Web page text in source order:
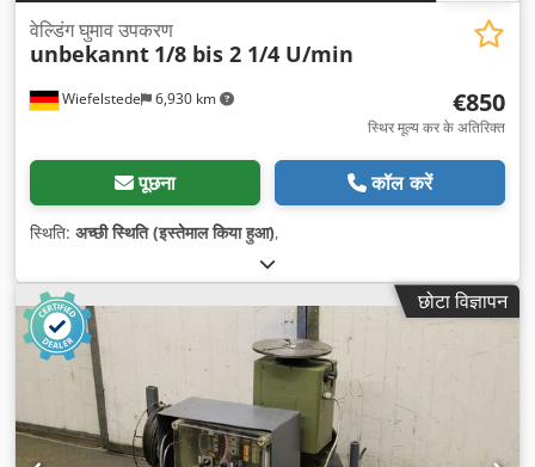
Wiefelstede 6,930 km
वेल्डिंग घुमाव उपकरण
unbekannt 1/8 bis 2 1/4 U/min
€850
स्थिर मूल्य कर के अतिरिक्त
पूछना कॉल करें
स्थिति: अच्छी स्थिति (इस्तेमाल किया हुआ),
छोटा विज्ञापन